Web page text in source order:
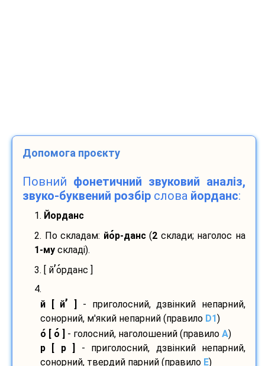
Допомога проєкту
Повний фонетичний звуковий аналіз,
звуко-буквений розбір слова йорданс:
1. Йорданс
2. По складам: йор-данс(2 склади; наголос на
1-му складі).
3. [ й’орданс ]
4.
й [ й’
- приголосний, дзвінкий непарний,
сонорний, м'який непарний (правило D1)
о [ о - голосний, наголошений (правило A)
р [ р ]
- приголосний, дзвінкий непарний,
сонорний, твердий парний (правило E)